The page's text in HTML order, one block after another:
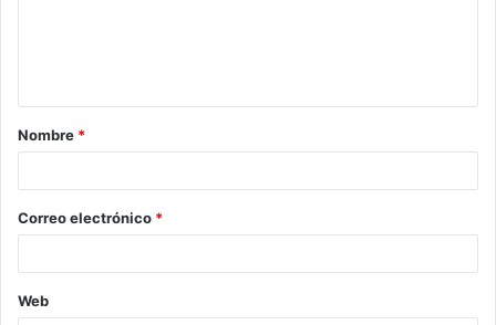
Nombre *
Correo electrónico *
Web